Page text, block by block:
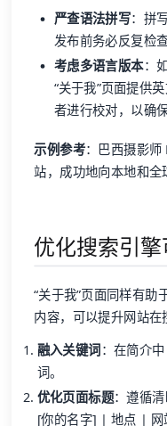
严查语法拼写：拼
发布前务必反复检
考虑多语言版本：
“关于我”页面提供
者进行校对，以确
示例参考：巴西摄影
站，成功地向本地和全
优化搜索引
“关于我”页面同样有助
内容，可以提升网站在
融入关键词 ：在简介
词。
优化页面标题：遵循
[你的名字] | 地点 |